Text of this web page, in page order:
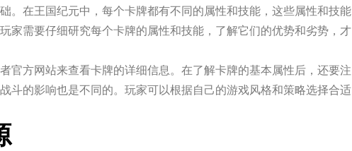
。在王国纪元中，每个卡牌都有不同的属性和技能，这些属性和技能
家需要仔细研究每个卡牌的属性和技能，了解它们的优势和劣势，才
官方网站来查看卡牌的详细信息。在了解卡牌的基本属性后，还要注
斗的影响也是不同的。玩家可以根据自己的游戏风格和策略选择合适